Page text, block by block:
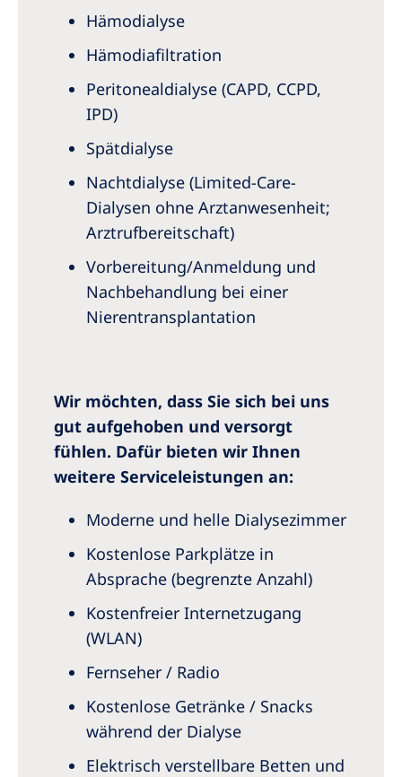
Hämodialyse
Hämodiafiltration
Peritonealdialyse (CAPD, CCPD,
IPD)
Spätdialyse
Nachtdialyse (Limited-Care-
Dialysen ohne Arztanwesenheit;
Arztrufbereitschaft)
Vorbereitung/Anmeldung und
Nachbehandlung bei einer
Nierentransplantation
Wir möchten, dass Sie sich bei uns
gut aufgehoben und versorgt
fühlen. Dafür bieten wir Ihnen
weitere Serviceleistungen an:
Moderne und helle Dialysezimmer
Kostenlose Parkplätze in
Absprache (begrenzte Anzahl)
Kostenfreier Internetzugang
(WLAN)
Fernseher / Radio
Kostenlose Getränke / Snacks
während der Dialyse
Elektrisch verstellbare Betten und